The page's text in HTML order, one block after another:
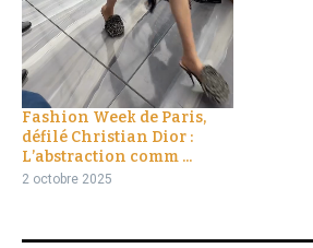
Fashion Week de Paris,
défilé Christian Dior :
L’abstraction comm ...
2 octobre 2025